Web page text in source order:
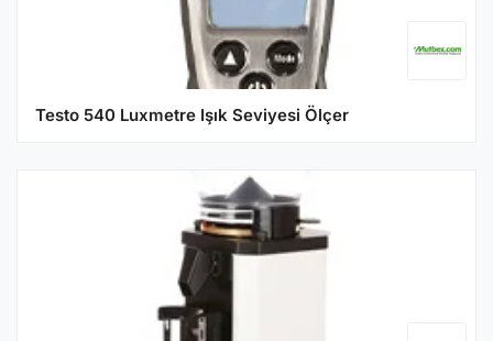
Testo 540 Luxmetre Işık Seviyesi Ölçer